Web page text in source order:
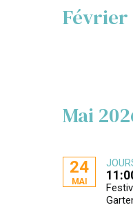
Février
Mai
24
MAI